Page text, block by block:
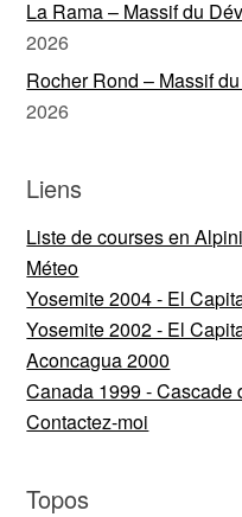
La Rama – Massif du
2026
Rocher Rond – Massif
2026
Liens
Liste de courses en
Méteo
Yosemite 2004 - El
Yosemite 2002 - El
Aconcagua 2000
Canada 1999 - Cascade
Contactez-moi
Topos